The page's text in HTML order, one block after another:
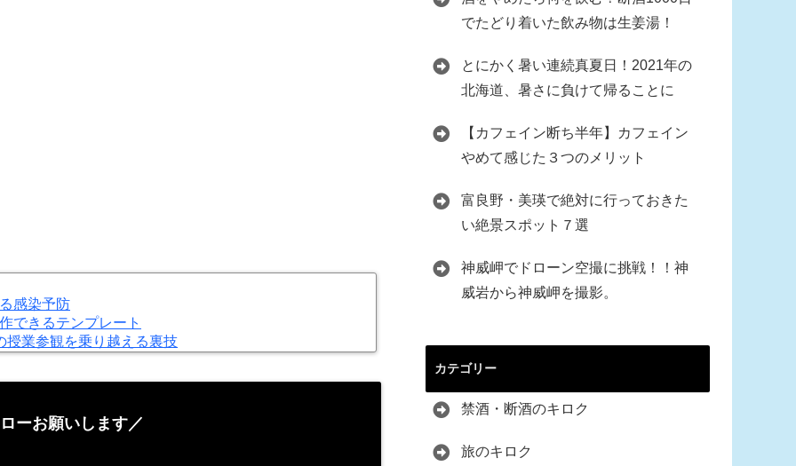
感染予防
できるテンプレート
授業参観を乗り越える裏技
ーお願いします／
でたどり着いた飲み物は生姜湯！
とにかく暑い連続真夏日！2021年の
北海道、暑さに負けて帰ることに
【カフェイン断ち半年】カフェイン
やめて感じた３つのメリット
富良野・美瑛で絶対に行っておきた
い絶景スポット７選
神威岬でドローン空撮に挑戦！！神
威岩から神威岬を撮影。
カテゴリー
禁酒・断酒のキロク
旅のキロク